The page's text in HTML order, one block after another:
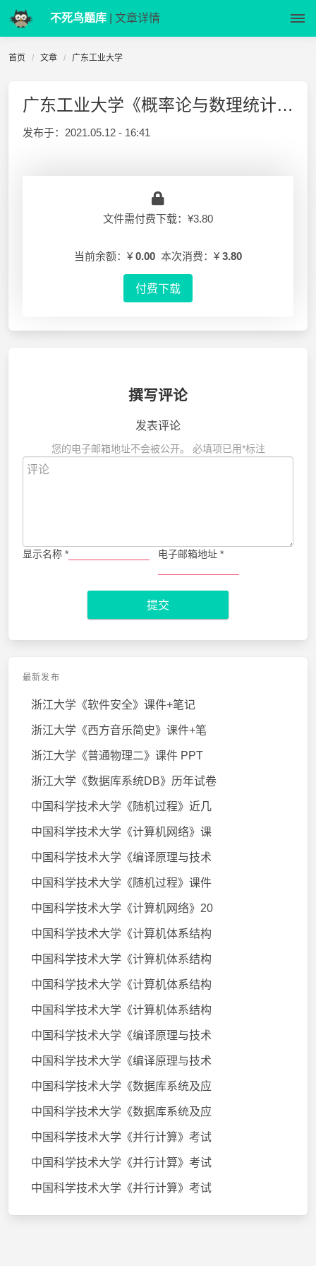
不死鸟题库 | 文章详情
首页 文章 广东工业大学
广东工业大学《概率论与数理统计B》2015-2016-1 试卷A与答案
发布于： 2021.05.12 - 16:41
文件需付费下载：¥3.80
当前余额：¥ 0.00 本次消费：¥ 3.80
付费下载
撰写评论
发表评论
您的电子邮箱地址不会被公开。 必填项已用*标注
显示名称 * 电子邮箱地址 *
提交
最新发布
浙江大学《软件安全》课件+笔记
浙江大学《西方音乐简史》课件+笔
浙江大学《普通物理二》课件 PPT
浙江大学《数据库系统DB》历年试卷
中国科学技术大学《随机过程》近几
中国科学技术大学《计算机网络》课
中国科学技术大学《编译原理与技术
中国科学技术大学《随机过程》课件
中国科学技术大学《计算机网络》20
中国科学技术大学《计算机体系结构
中国科学技术大学《计算机体系结构
中国科学技术大学《计算机体系结构
中国科学技术大学《计算机体系结构
中国科学技术大学《编译原理与技术
中国科学技术大学《编译原理与技术
中国科学技术大学《数据库系统及应
中国科学技术大学《数据库系统及应
中国科学技术大学《并行计算》考试
中国科学技术大学《并行计算》考试
中国科学技术大学《并行计算》考试